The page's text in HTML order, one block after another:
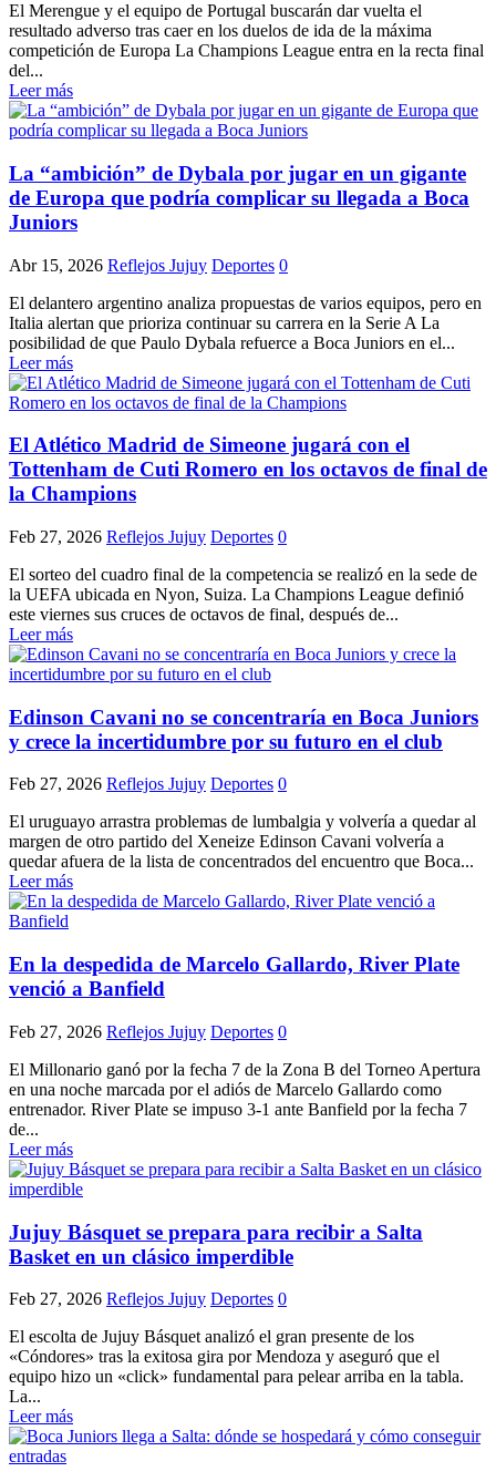
El Merengue y el equipo de Portugal buscarán dar vuelta el
resultado adverso tras caer en los duelos de ida de la máxima
competición de Europa La Champions League entra en la recta final
del...
Leer más
La “ambición” de Dybala por jugar en un gigante
de Europa que podría complicar su llegada a Boca
Juniors
Abr 15, 2026 Reflejos Jujuy Deportes 0
El delantero argentino analiza propuestas de varios equipos, pero en
Italia alertan que prioriza continuar su carrera en la Serie A La
posibilidad de que Paulo Dybala refuerce a Boca Juniors en el...
Leer más
El Atlético Madrid de Simeone jugará con el
Tottenham de Cuti Romero en los octavos de final de
la Champions
Feb 27, 2026 Reflejos Jujuy Deportes 0
El sorteo del cuadro final de la competencia se realizó en la sede de
la UEFA ubicada en Nyon, Suiza. La Champions League definió
este viernes sus cruces de octavos de final, después de...
Leer más
Edinson Cavani no se concentraría en Boca Juniors
y crece la incertidumbre por su futuro en el club
Feb 27, 2026 Reflejos Jujuy Deportes 0
El uruguayo arrastra problemas de lumbalgia y volvería a quedar al
margen de otro partido del Xeneize Edinson Cavani volvería a
quedar afuera de la lista de concentrados del encuentro que Boca...
Leer más
En la despedida de Marcelo Gallardo, River Plate
venció a Banfield
Feb 27, 2026 Reflejos Jujuy Deportes 0
El Millonario ganó por la fecha 7 de la Zona B del Torneo Apertura
en una noche marcada por el adiós de Marcelo Gallardo como
entrenador. River Plate se impuso 3-1 ante Banfield por la fecha 7
de...
Leer más
Jujuy Básquet se prepara para recibir a Salta
Basket en un clásico imperdible
Feb 27, 2026 Reflejos Jujuy Deportes 0
El escolta de Jujuy Básquet analizó el gran presente de los
«Cóndores» tras la exitosa gira por Mendoza y aseguró que el
equipo hizo un «click» fundamental para pelear arriba en la tabla.
La...
Leer más